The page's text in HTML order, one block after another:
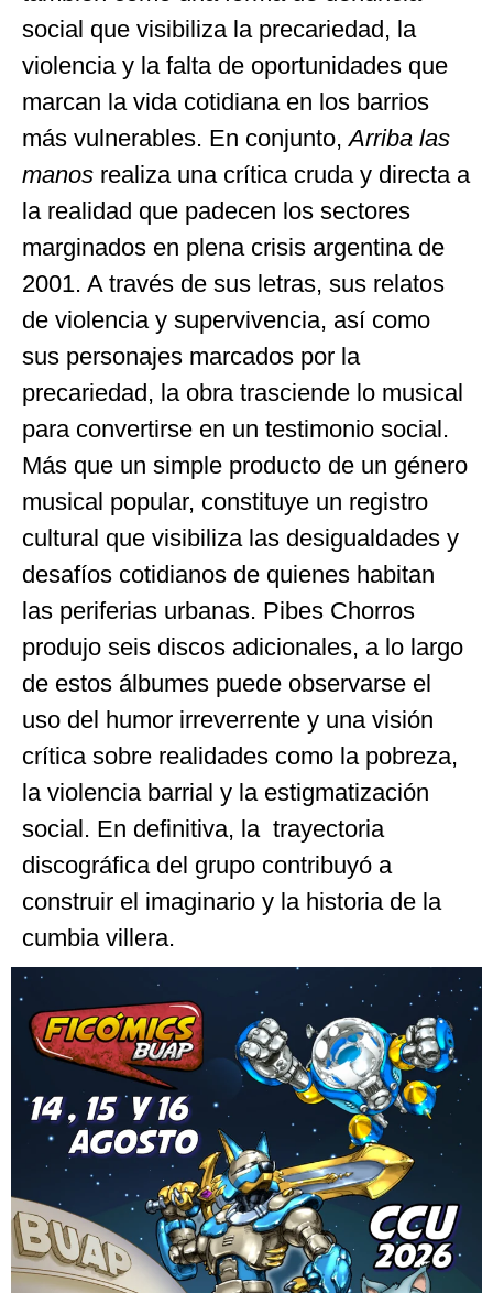
social que visibiliza la precariedad, la
violencia y la falta de oportunidades que
marcan la vida cotidiana en los barrios
más vulnerables. En conjunto,Arriba las
manos realiza una crítica cruda y directa a
la realidad que padecen los sectores
marginados en plena crisis argentina de
2001. A través de sus letras, sus relatos
de violencia y supervivencia, así como
sus personajes marcados por la
precariedad, la obra trasciende lo musical
para convertirse en un testimonio social.
Más que un simple producto de un género
musical popular, constituye un registro
cultural que visibiliza las desigualdades y
desafíos cotidianos de quienes habitan
las periferias urbanas. Pibes Chorros
produjo seis discos adicionales, a lo largo
de estos álbumes puede observarse el
uso del humor irreverrente y una visión
crítica sobre realidades como la pobreza,
la violencia barrial y la estigmatización
social. En definitiva, la trayectoria
discográfica del grupo contribuyó a
construir el imaginario y la historia de la
cumbia villera.